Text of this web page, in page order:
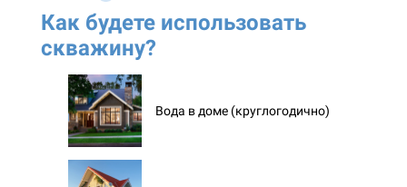
Как будете использовать
скважину?
Вода в доме (круглогодично)